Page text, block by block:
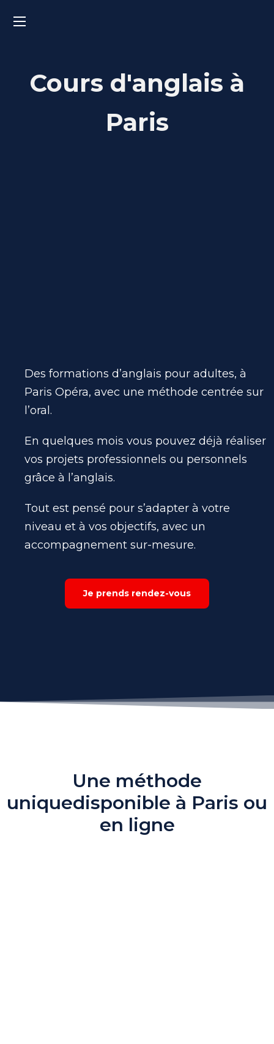
Cours d'anglais à
Paris
Des formations d’anglais pour adultes,à
Paris Opéra, avec une méthode centrée sur
l’oral.
En quelques mois vous pouvez déjà réaliser
vos projets professionnels ou personnels
grâce à l’anglais.
Tout est pensé pour s’adapter à votre
niveau et à vos objectifs, avec un
accompagnement sur-mesure.
Je prends rendez-vous
Une méthode
uniquedisponible à Paris ou
en ligne